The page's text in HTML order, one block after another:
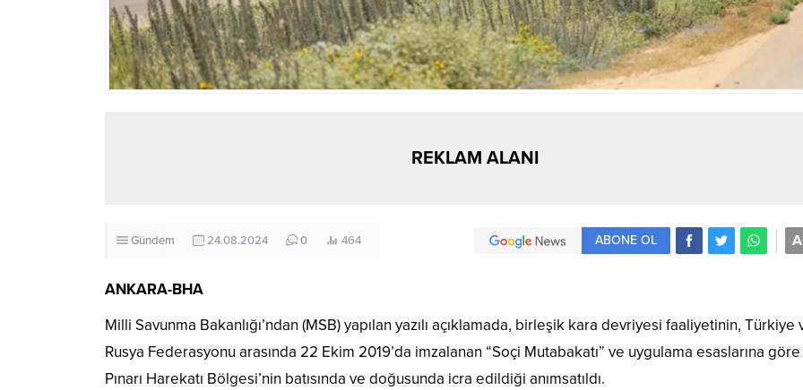
REKLAM ALANI
Gündem 24.08.2024 0 464 A
ABONE OL
ANKARA-BHA
Milli Savunma Bakanlığı’ndan (MSB) yapılan yazılı açıklamada, birleşik kara devriyesi faaliyetinin, Türkiye
Rusya Federasyonu arasında 22 Ekim 2019’da imzalanan “Soçi Mutabakatı” ve uygulama esaslarına göre
Pınarı Harekatı Bölgesi’nin batısında ve doğusunda icra edildiği anımsatıldı.